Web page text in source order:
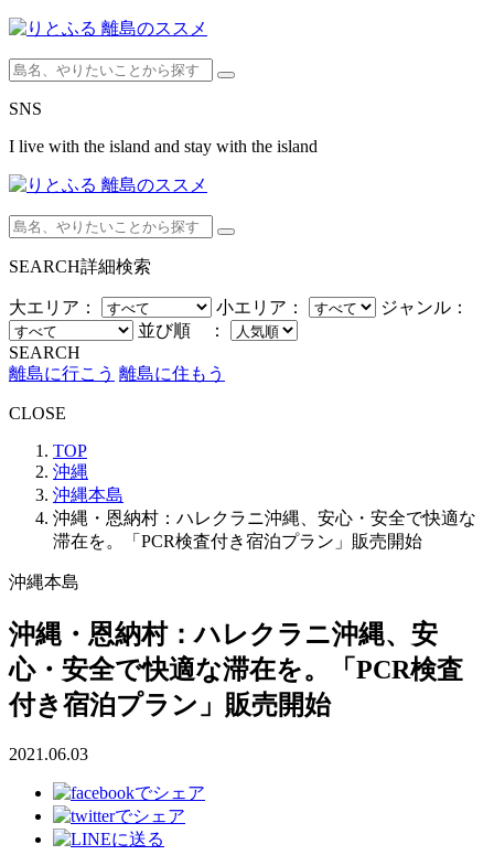
SNS
I live with the island and stay with the island
SEARCH詳細検索
大エリア： 小エリア：
ジャンル：
並び順 ：
SEARCH
離島に行こう 離島に住もう
CLOSE
TOP
沖縄
沖縄本島
沖縄・恩納村：ハレクラニ沖縄、安心・安全で快適な
滞在を。「PCR検査付き宿泊プラン」販売開始
沖縄本島
沖縄・恩納村：ハレクラニ沖縄、安
心・安全で快適な滞在を。「PCR検査
付き宿泊プラン」販売開始
2021.06.03